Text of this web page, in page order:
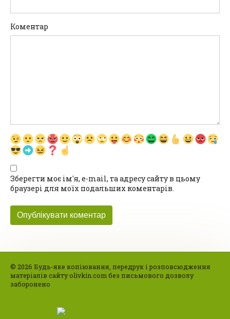
Коментар
Зберегти моє ім'я, e-mail, та адресу сайту в цьому
браузері для моїх подальших коментарів.
© 2026 Будь-яке копіювання, передрук і розповсюдження
матеріалів сайту olivkin.com без письмового дозволу
заборонено